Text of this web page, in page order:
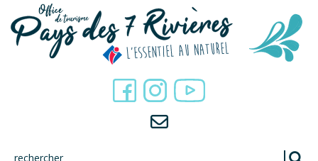
Panneau de gestion des cookies